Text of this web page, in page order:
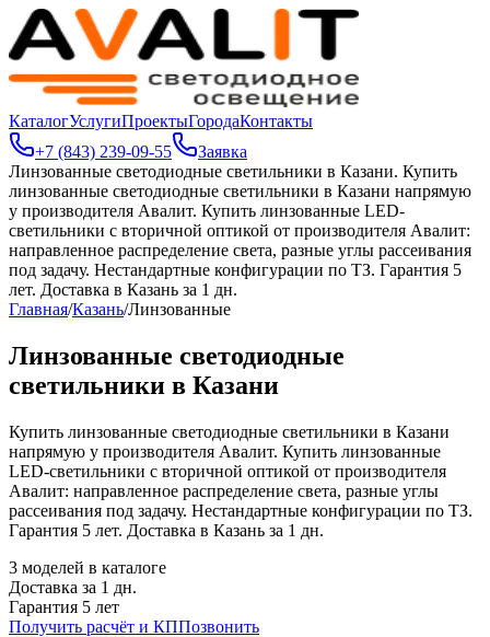
КаталогУслугиПроектыГородаКонтакты
+7 (843) 239-09-55
Заявка
Линзованные светодиодные светильники в Казани. Купить
линзованные светодиодные светильники в Казани напрямую
у производителя Авалит. Купить линзованные LED-
светильники с вторичной оптикой от производителя Авалит:
направленное распределение света, разные углы рассеивания
под задачу. Нестандартные конфигурации по ТЗ. Гарантия 5
лет. Доставка в Казань за 1 дн.
Главная/Казань/Линзованные
Линзованные светодиодные
светильники в Казани
Купить линзованные светодиодные светильники в Казани
напрямую у производителя Авалит. Купить линзованные
LED-светильники с вторичной оптикой от производителя
Авалит: направленное распределение света, разные углы
рассеивания под задачу. Нестандартные конфигурации по ТЗ.
Гарантия 5 лет. Доставка в Казань за 1 дн.
3 моделей в каталоге
Доставка за 1 дн.
Гарантия 5 лет
Получить расчёт и КППозвонить